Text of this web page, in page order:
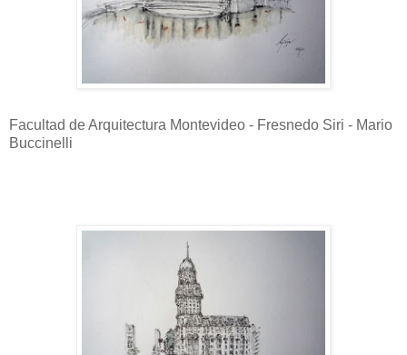
Facultad de Arquitectura Montevideo - Fresnedo Siri - Mario
Buccinelli